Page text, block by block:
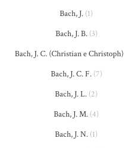
Bach, J. (1)
Bach, J. B.(3)
Bach, J. C. (Christian e Christoph)
Bach, J. C. F.(7)
Bach, J. L. (2)
Bach, J. M. (4)
Bach, J. N. (1)